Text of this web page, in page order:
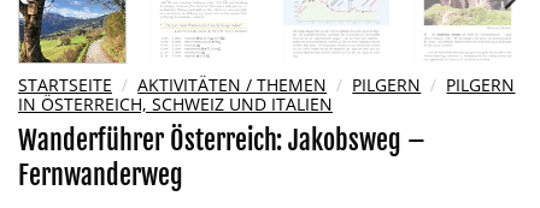
STARTSEITE / AKTIVITÄTEN / THEMEN / PILGERN / PILGERN
IN ÖSTERREICH, SCHWEIZ UND ITALIEN
Wanderführer Österreich: Jakobsweg –
Fernwanderweg